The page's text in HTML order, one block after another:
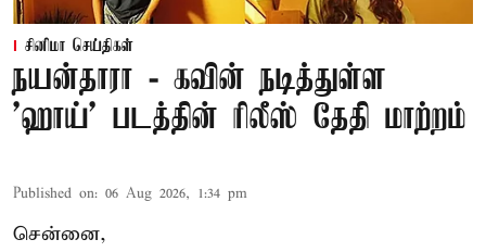
சினிமா செய்திகள்
நயன்தாரா - கவின் நடித்துள்ள
'ஹாய்' படத்தின் ரிலீஸ் தேதி மாற்றம்
Published on: 06 Aug 2026, 1:34 pm
சென்னை,